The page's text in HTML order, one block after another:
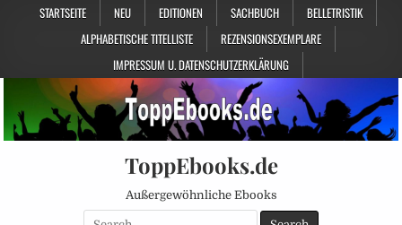
STARTSEITE NEU EDITIONEN SACHBUCH
BELLETRISTIK
ALPHABETISCHE TITELLISTE
REZENSIONSEXEMPLARE
IMPRESSUM U. DATENSCHUTZERKLÄRUNG
ToppEbooks.de
Außergewöhnliche Ebooks
Search